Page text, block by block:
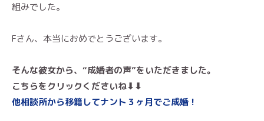
組みでした。
Fさん、本当におめでとうございます。
そんな彼女から、 “成婚者の声”をいただきました。
こちらをクリックくださいね⬇︎⬇︎
他相談所から移籍してナント３ヶ月でご成婚！